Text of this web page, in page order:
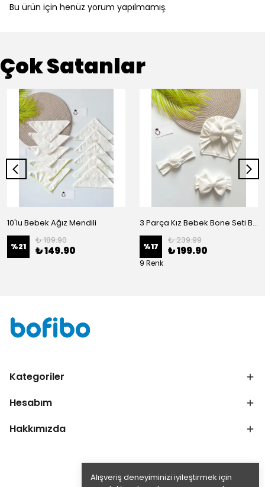
Alışveriş deneyiminizi iyileştirmek için
Bu ürün için henüz yorum yapılmamış.
Çok Satanlar
10'lu Bebek Ağız Mendili
%21
₺ 189.90
₺ 149.90
3 Parça Kız Bebek Bone Seti BN02 - Beyaz
%17
₺ 239.99
₺ 199.90
9 Renk
Kategoriler
Hesabım
Hakkımızda